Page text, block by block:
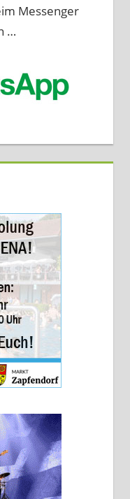
Messenger
…